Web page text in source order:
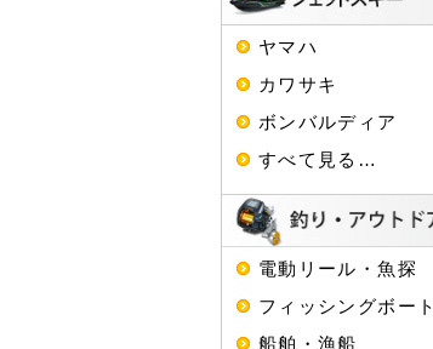
ヤマハ
カワサキ
ボンバルディア
すべて見る…
電動リール・魚探
フィッシングボート
船舶・漁船